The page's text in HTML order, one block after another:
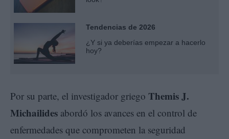
Tendencias de 2026
¿Y si ya deberías empezar a hacerlo
hoy?
Por su parte, el investigador griego Themis J.
Michailides abordó los avances en el control de
enfermedades que comprometen la seguridad